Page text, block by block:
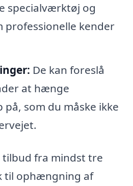
specialværktøj og
professionelle kender
De kan foreslå
at hænge
som du måske ikke
fra mindst tre
til ophængning af